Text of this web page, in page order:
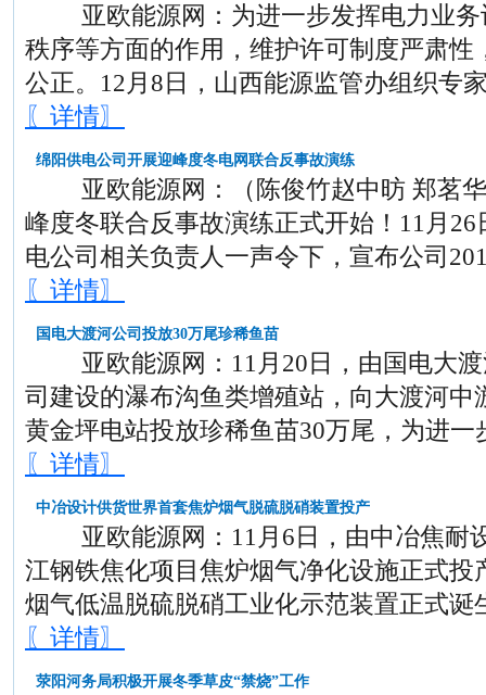
亚欧能源网：为进一步发挥电力业务
秩序等方面的作用，维护许可制度严肃性
公正。12月8日，山西能源监管办组织专
〖详情〗
绵阳供电公司开展迎峰度冬电网联合反事故演练
亚欧能源网：（陈俊竹赵中昉 郑茗华
峰度冬联合反事故演练正式开始！11月
电公司相关负责人一声令下，宣布公司
〖详情〗
国电大渡河公司投放30万尾珍稀鱼苗
亚欧能源网：11月20日，由国电大渡
司建设的瀑布沟鱼类增殖站，向大渡河中
黄金坪电站投放珍稀鱼苗30万尾，为进
〖详情〗
中冶设计供货世界首套焦炉烟气脱硫脱硝装置投产
亚欧能源网：11月6日，由中冶焦耐
江钢铁焦化项目焦炉烟气净化设施正式投
烟气低温脱硫脱硝工业化示范装置正式诞
〖详情〗
荥阳河务局积极开展冬季草皮“禁烧”工作